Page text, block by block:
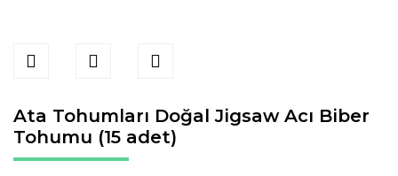
Ata Tohumları Doğal Jigsaw Acı Biber
Tohumu (15 adet)